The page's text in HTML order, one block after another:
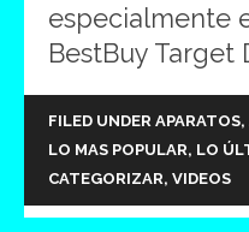
especialmente
BestBuy Target
FILED UNDER APARATOS,
LO MAS POPULAR, LO
CATEGORIZAR, VIDEOS